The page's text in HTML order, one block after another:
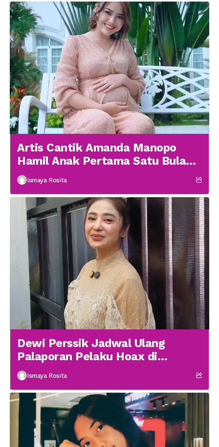
Artis Cantik Amanda Manopo
Hamil Anak Pertama Satu Bulan
menikah
Ismaya Rosita
Dewi Perssik Jadwal Ulang
Palaporan Pelaku Hoax di
Medsos
Ismaya Rosita